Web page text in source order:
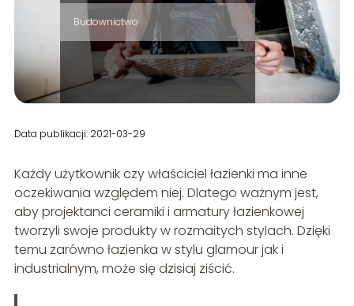
Budownictwo
Data publikacji: 2021-03-29
Każdy użytkownik czy właściciel łazienki ma inne
oczekiwania względem niej. Dlatego ważnym jest,
aby projektanci ceramiki i armatury łazienkowej
tworzyli swoje produkty w rozmaitych stylach. Dzięki
temu zarówno łazienka w stylu glamour jak i
industrialnym, może się dzisiaj ziścić.